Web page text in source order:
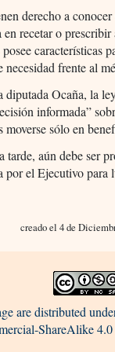
derecho a
en recetar o
características
necesidad frente al
Ocaña, la
informada”
sólo en
tarde, aún debe ser
el Ejecutivo para
creado el 4 de
are distributed
ShareAlike